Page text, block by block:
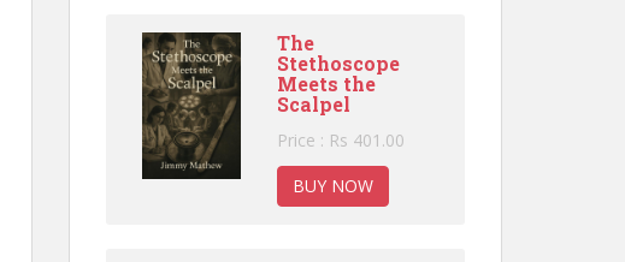
The
Stethoscope
Meets the
Scalpel
Price : Rs 401.00
BUY NOW